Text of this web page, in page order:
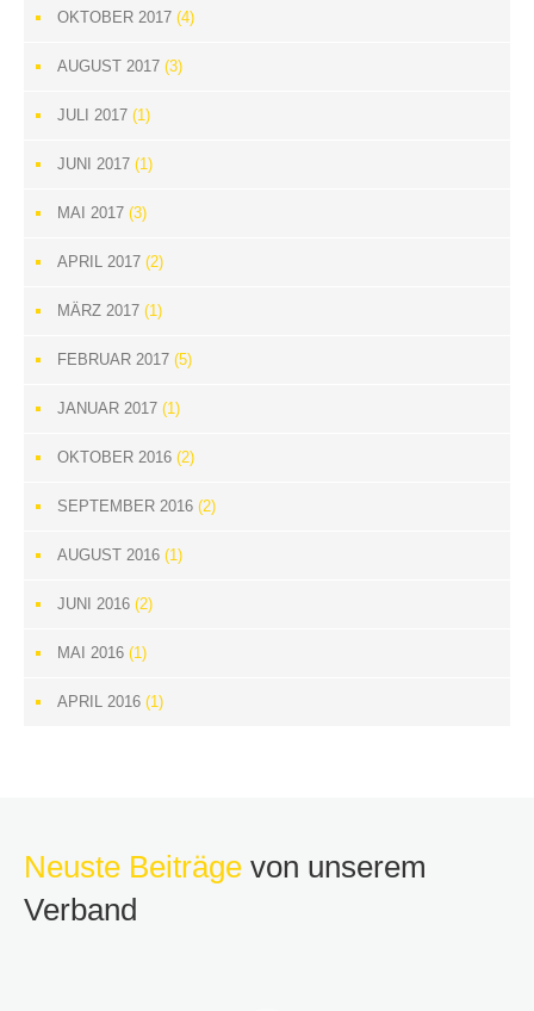
OKTOBER 2017 (4)
AUGUST 2017 (3)
JULI 2017 (1)
JUNI 2017 (1)
MAI 2017 (3)
APRIL 2017 (2)
MÄRZ 2017 (1)
FEBRUAR 2017 (5)
JANUAR 2017 (1)
OKTOBER 2016 (2)
SEPTEMBER 2016 (2)
AUGUST 2016 (1)
JUNI 2016 (2)
MAI 2016 (1)
APRIL 2016 (1)
Neuste Beiträge von unserem
Verband